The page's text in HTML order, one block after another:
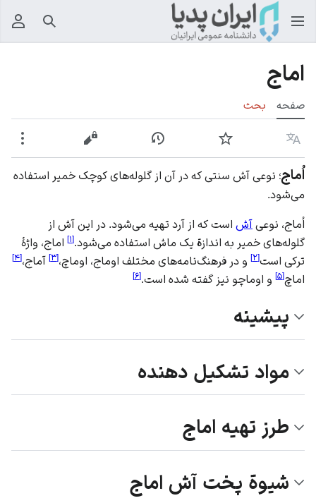
جستجو
اماج
صفحه بحث
زبان پیگیری نمایش تاریخچهنمایش مبدأ
اُماج؛ نوعی آش سنتی که در آن از گلوله‌های کوچک خمیر استفاده
می‌شود.
اُماج، نوعی آش است که از آرد تهیه می‌شود. در این آش از
گلوله‌های خمیر به اندازة یک ماش استفاده می‌شود.[۱] اماج، واژۀ
ترکی است[۲] و در فرهنگ‌نامه‌های مختلف اوماج، اوماچ،[۳] آماج،[۴]
اماچ[۵] و اوماچو نیز گفته شده است.[۶]
پیشینه
مواد تشکیل دهنده
طرز تهیه اماج
شیوة پخت آش اماج